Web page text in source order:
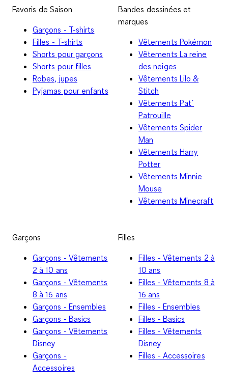
Favoris de Saison
Garçons - T-shirts
Filles - T-shirts
Shorts pour garçons
Shorts pour filles
Robes, jupes
Pyjamas pour enfants
Bandes dessinées et
marques
Vêtements Pokémon
Vêtements La reine
des neiges
Vêtements Lilo &
Stitch
Vêtements Pat´
Patrouille
Vêtements Spider
Man
Vêtements Harry
Potter
Vêtements Minnie
Mouse
Vêtements Minecraft
Garçons
Garçons - Vêtements
2 à 10 ans
Garçons - Vêtements
8 à 16 ans
Garçons - Ensembles
Garçons - Basics
Garçons - Vêtements
Disney
Garçons -
Accessoires
Filles
Filles - Vêtements 2 à
10 ans
Filles - Vêtements 8 à
16 ans
Filles - Ensembles
Filles - Basics
Filles - Vêtements
Disney
Filles - Accessoires